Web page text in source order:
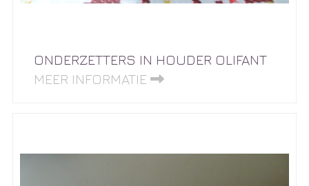
ONDERZETTERS IN HOUDER OLIFANT
MEER INFORMATIE